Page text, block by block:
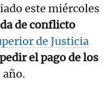
este miércoles
de conflicto
de Justicia
pedir el pago de los
año.